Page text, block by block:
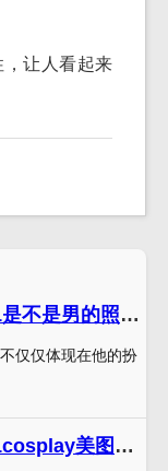
让人看起来
享受美丽！白银81是不是男的照片一定是你的最爱~
仅仅体现在他的扮
轻描淡写，白银81cosplay美图仍令人心动不已